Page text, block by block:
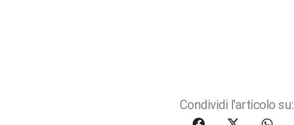
Condividi l'articolo su: